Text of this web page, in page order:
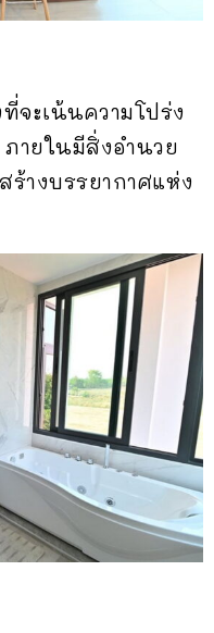
จะเน้นความโปร่ง
ายในมีสิ่งอำนวย
างบรรยากาศแห่ง